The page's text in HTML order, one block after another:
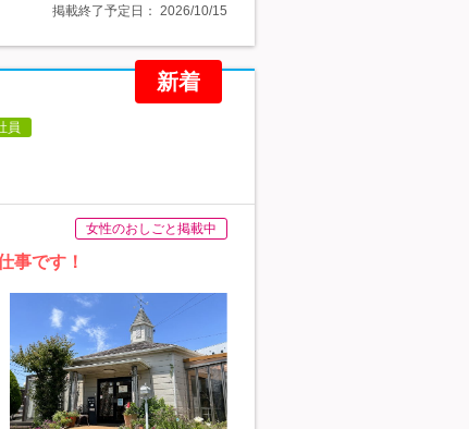
掲載終了予定日： 2026/10/15
新着
員
女性のおしごと掲載中
事です！